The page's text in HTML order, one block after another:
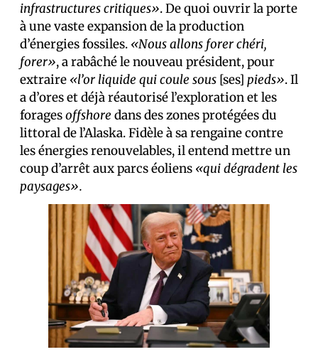
infrastructures critiques». De quoi ouvrir la porte
à une vaste expansion de la production
d’énergies fossiles. «Nous allons forer chéri,
forer», a rabâché le nouveau président, pour
extraire «l’or liquide qui coule sous [ses] pieds». Il
a d’ores et déjà réautorisé l’exploration et les
foragesoffshore dans des zones protégées du
littoral de l’Alaska. Fidèle à sa rengaine contre
les énergies renouvelables, il entend mettre un
coup d’arrêt aux parcs éoliens «qui dégradent les
paysages».